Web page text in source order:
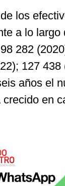
los
a lo largo
282
127
años el
crecido en